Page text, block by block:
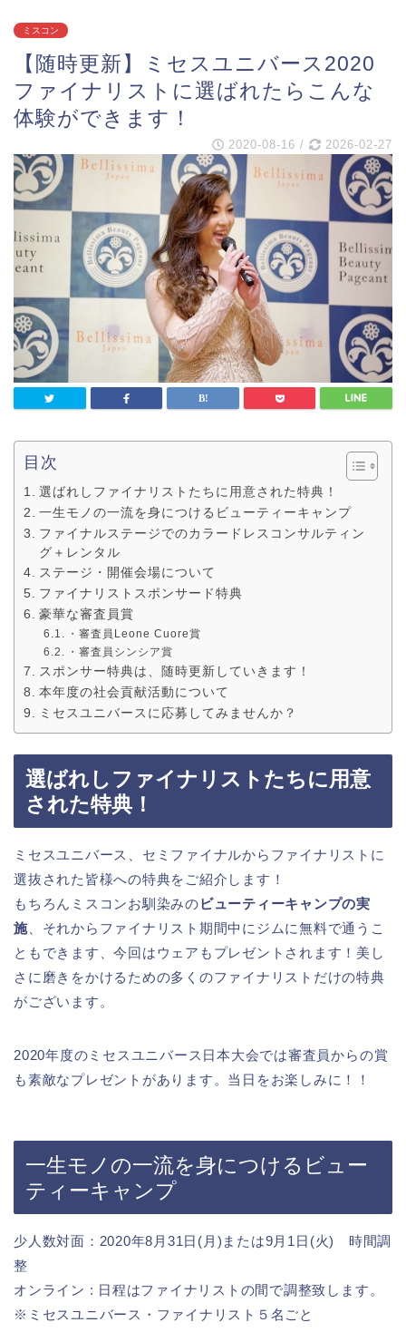
ミスコン
【随時更新】ミセスユニバース2020
ファイナリストに選ばれたらこんな
体験ができます！
2020-08-16 / 2026-02-27
目次
選ばれしファイナリストたちに用意された特典！
一生モノの一流を身につけるビューティーキャンプ
ファイナルステージでのカラードレスコンサルティン
グ＋レンタル
ステージ・開催会場について
ファイナリストスポンサード特典
豪華な審査員賞
・審査員Leone Cuore賞
・審査員シンシア賞
スポンサー特典は、随時更新していきます！
本年度の社会貢献活動について
ミセスユニバースに応募してみませんか？
選ばれしファイナリストたちに用意
された特典！
ミセスユニバース、セミファイナルからファイナリストに
選抜された皆様への特典をご紹介します！
もちろんミスコンお馴染みのビューティーキャンプの実
施、それからファイナリスト期間中にジムに無料で通うこ
ともできます、今回はウェアもプレゼントされます！美し
さに磨きをかけるための多くのファイナリストだけの特典
がございます。
2020年度のミセスユニバース日本大会では審査員からの賞
も素敵なプレゼントがあります。当日をお楽しみに！！
一生モノの一流を身につけるビュー
ティーキャンプ
少人数対面：2020年8月31日(月)または9月1日(火) 時間調
整
オンライン : 日程はファイナリストの間で調整致します。
※ミセスユニバース・ファイナリスト５名ごと